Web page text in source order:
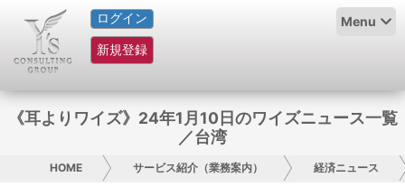
ログイン
新規登録
Menu
HOME
サービス紹介
《耳よりワイズ》24年1月10日のワイズニュース一覧
／台湾
HOME サービス紹介（業務案内） 経済ニュース